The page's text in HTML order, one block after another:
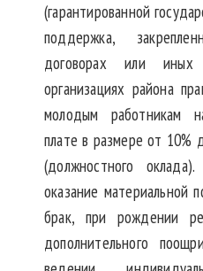
(гарантированной
поддержка,
договорах или
организациях района
молодым работникам
плате в размере от 10%
(должностного
оказание материальной
брак, при рождении
дополнительного